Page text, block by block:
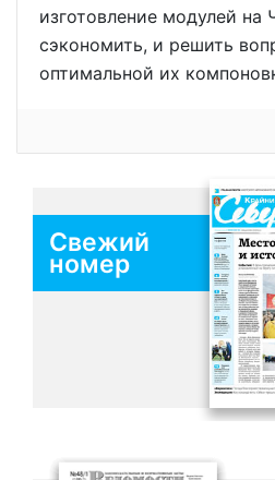
изготовление модулей на
сэкономить, и решить
оптимальной их
Свежий
номер